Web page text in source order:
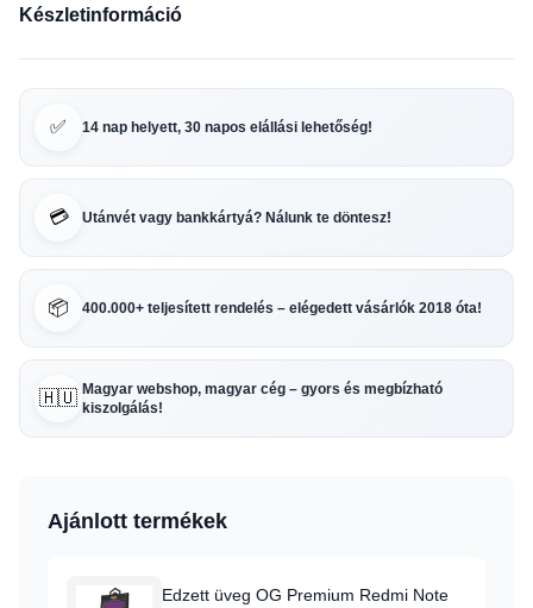
Készletinformáció
✅ 14 nap helyett, 30 napos elállási lehetőség!
💳 Utánvét vagy bankkártyá? Nálunk te döntesz!
📦 400.000+ teljesített rendelés – elégedett vásárlók 2018 óta!
🇭🇺 Magyar webshop, magyar cég – gyors és megbízható
kiszolgálás!
Ajánlott termékek
Edzett üveg OG Premium Redmi Note